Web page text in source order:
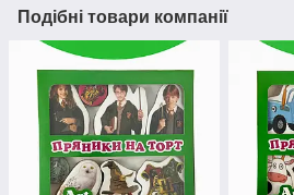
Подібні товари компанії